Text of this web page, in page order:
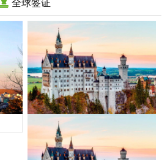
全球签证